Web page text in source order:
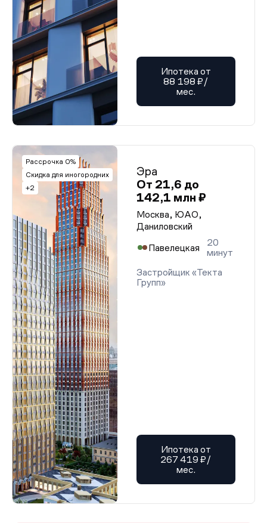
Ипотека от
88 198 ₽/
мес.
Рассрочка 0%
Скидка для иногородних
+2
Эра
От 21,6 до
142,1 млн ₽
Москва, ЮАО,
Даниловский
Павелецкая
20
минут
Застройщик «Текта
Групп»
Ипотека от
267 419 ₽/
мес.